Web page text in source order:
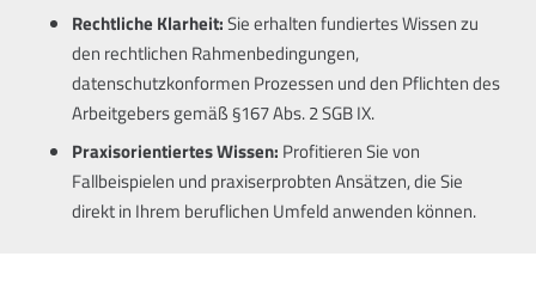
Rechtliche Klarheit:Sie erhalten fundiertes Wissen zu
den rechtlichen Rahmenbedingungen,
datenschutzkonformen Prozessen und den Pflichten des
Arbeitgebers gemäß §167 Abs. 2 SGB IX.
Praxisorientiertes Wissen: Profitieren Sie von
Fallbeispielen und praxiserprobten Ansätzen, die Sie
direkt in Ihrem beruflichen Umfeld anwenden können.